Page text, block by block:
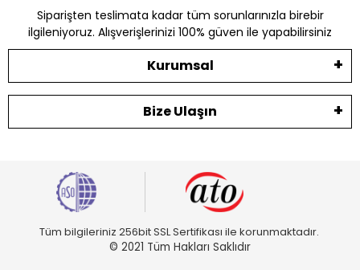
Siparişten teslimata kadar tüm sorunlarınızla birebir
ilgileniyoruz. Alışverişlerinizi 100% güven ile yapabilirsiniz
Kurumsal
Bize Ulaşın
Tüm bilgileriniz 256bit SSL Sertifikası ile korunmaktadır.
© 2021 Tüm Hakları Saklıdır